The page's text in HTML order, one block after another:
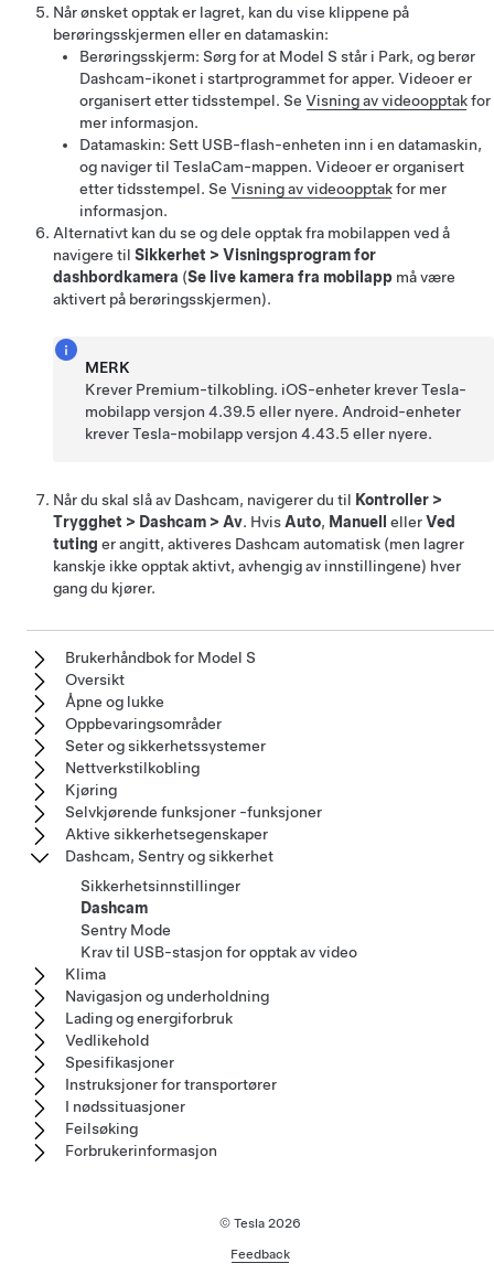
Når ønsket opptak er lagret, kan du vise klippene på
berøringsskjermen eller en datamaskin:
Berøringsskjerm: Sørg for at Model S står i Park, og berør
Dashcam-ikonet i startprogrammet for apper. Videoer er
organisert etter tidsstempel. Se Visning av videoopptakfor
mer informasjon.
Datamaskin: Sett USB-flash-enheten inn i en datamaskin,
og naviger til TeslaCam-mappen. Videoer er organisert
etter tidsstempel. Se Visning av videoopptakfor mer
informasjon.
Alternativt kan du se og dele opptak fra mobilappen ved å
navigere til Sikkerhet > Visningsprogram for
dashbordkamera (Se live kamera fra mobilapp må være
aktivert på berøringsskjermen).
MERK
Krever Premium-tilkobling. iOS-enheter krever Tesla-
mobilapp versjon 4.39.5 eller nyere. Android-enheter
krever Tesla-mobilapp versjon 4.43.5 eller nyere.
Når du skal slå av Dashcam, navigerer du til Kontroller >
Trygghet > Dashcam > Av. Hvis Auto, Manuell ellerVed
tuting er angitt, aktiveres Dashcam automatisk (men lagrer
kanskje ikke opptak aktivt, avhengig av innstillingene) hver
gang du kjører.
Brukerhåndbok for Model S
Oversikt
Åpne og lukke
Oppbevaringsområder
Seter og sikkerhetssystemer
Nettverkstilkobling
Kjøring
Selvkjørende funksjoner -funksjoner
Aktive sikkerhetsegenskaper
Dashcam, Sentry og sikkerhet
Sikkerhetsinnstillinger
Dashcam
Sentry Mode
Krav til USB-stasjon for opptak av video
Klima
Navigasjon og underholdning
Lading og energiforbruk
Vedlikehold
Spesifikasjoner
Instruksjoner for transportører
I nødssituasjoner
Feilsøking
Forbrukerinformasjon
© Tesla 2026
Feedback